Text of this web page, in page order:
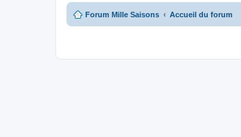
Forum Mille Saisons Accueil du forum